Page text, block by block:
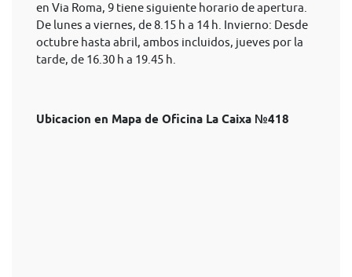
en Via Roma, 9 tiene siguiente horario de apertura.
De lunes a viernes, de 8.15 h a 14 h. Invierno: Desde
octubre hasta abril, ambos incluidos, jueves por la
tarde, de 16.30 h a 19.45 h.
Ubicacion en Mapa de Oficina La Caixa №418